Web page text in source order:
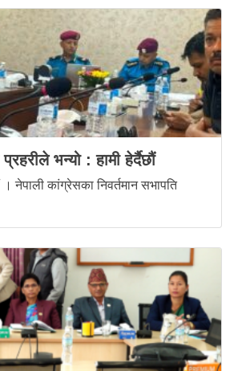
भन्यो : हामी हेर्दैछौं
नेपाली कांग्रेसका निवर्तमान सभापति